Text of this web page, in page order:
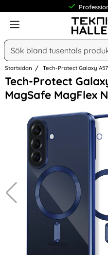
Meny
Sök
Startsidan Tech-Protect Galaxy
Tech-Protect
MagSafe MagFlex
Hoppa
över
Bilder